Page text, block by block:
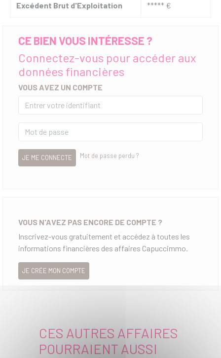
Excédent Brut d'Exploitation ***** €
CE BIEN VOUS INTÉRESSE ?
Connectez-vous pour accéder aux
données financières
VOUS AVEZ UN COMPTE
JE ME CONNECTE Mot de passe perdu ?
VOUS N'AVEZ PAS ENCORE DE COMPTE ?
Inscrivez-vous gratuitement et accédez à toutes les
informations financières des affaires Capuccimmo.
JE CRÉE MON COMPTE
CES AUTRES AFFAIRES
POURRAIENT AUSSI